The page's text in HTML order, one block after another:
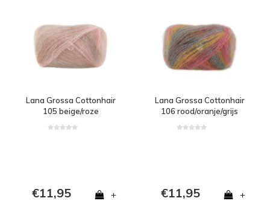
Lana Grossa Cottonhair
105 beige/roze
€11,95 +
Lana Grossa Cottonhair
106 rood/oranje/grijs
€11,95 +